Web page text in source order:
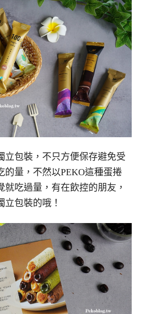
立包裝，不只方便保存避免受
的量，不然以PEKO這種蛋捲
就吃過量，有在飲控的朋友，
包裝的哦！